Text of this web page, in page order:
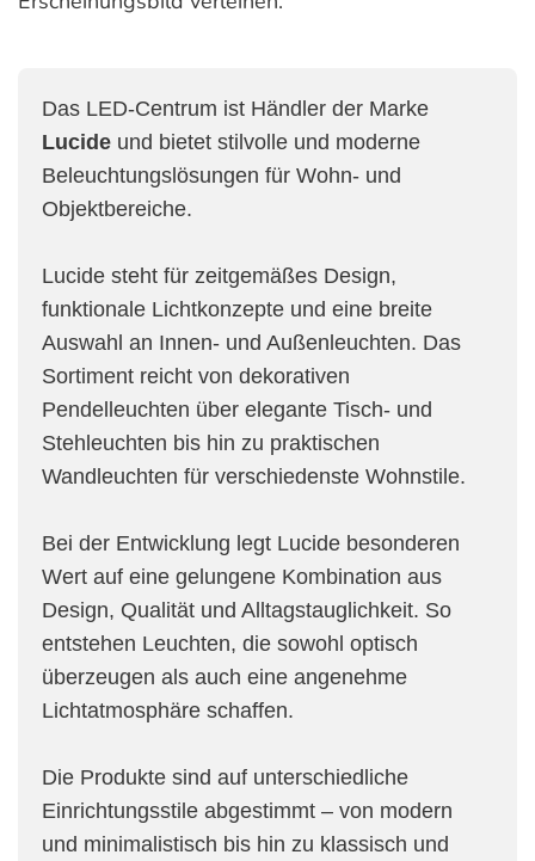
Das LED-Centrum ist Händler der Marke
Lucide und bietet stilvolle und moderne
Beleuchtungslösungen für Wohn- und
Objektbereiche.
Lucide steht für zeitgemäßes Design,
funktionale Lichtkonzepte und eine breite
Auswahl an Innen- und Außenleuchten. Das
Sortiment reicht von dekorativen
Pendelleuchten über elegante Tisch- und
Stehleuchten bis hin zu praktischen
Wandleuchten für verschiedenste Wohnstile.
Bei der Entwicklung legt Lucide besonderen
Wert auf eine gelungene Kombination aus
Design, Qualität und Alltagstauglichkeit. So
entstehen Leuchten, die sowohl optisch
überzeugen als auch eine angenehme
Lichtatmosphäre schaffen.
Die Produkte sind auf unterschiedliche
Einrichtungsstile abgestimmt – von modern
und minimalistisch bis hin zu klassisch und